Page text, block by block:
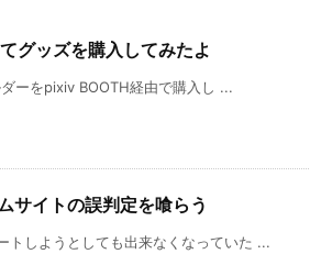
グッズを購入してみたよ
ーをpixiv BOOTH経由で購入し ...
サイトの誤判定を喰らう
トしようとしても出来なくなっていた ...